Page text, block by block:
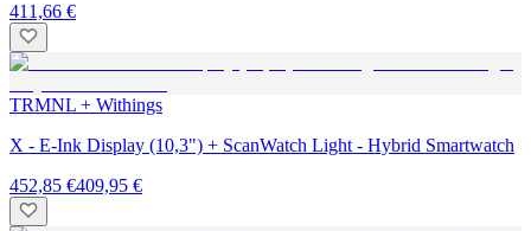
411,66 €
TRMNL + Withings
X - E-Ink Display (10,3") + ScanWatch Light - Hybrid Smartwatch
452,85 €409,95 €